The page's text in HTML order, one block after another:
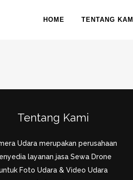
HOME TENTANG KAMI
Tentang Kami
Udara merupakan perusahaan
layanan jasa Sewa Drone
Foto Udara & Video Udara